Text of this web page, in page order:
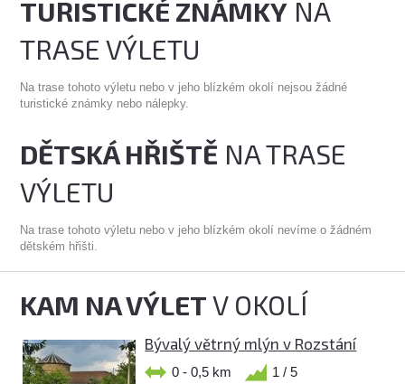
TURISTICKÉ ZNÁMKY NA
TRASE VÝLETU
Na trase tohoto výletu nebo v jeho blízkém okolí nejsou žádné
turistické známky nebo nálepky.
DĚTSKÁ HŘIŠTĚ NA TRASE
VÝLETU
Na trase tohoto výletu nebo v jeho blízkém okolí nevíme o žádném
dětském hřišti.
KAM NA VÝLETV OKOLÍ
Bývalý větrný mlýn v Rozstání
0 - 0,5 km 1 / 5